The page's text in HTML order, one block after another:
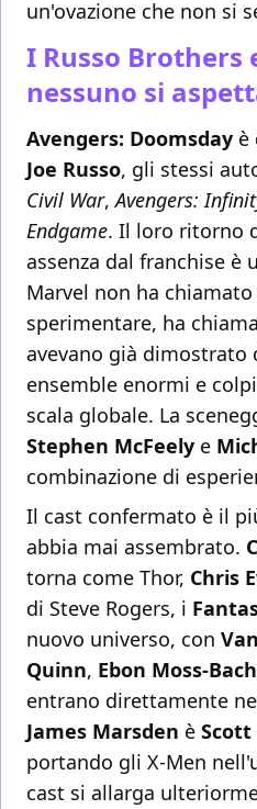
un'ovazione che non si
I Russo Brothers
nessuno si
Avengers: Doomsday è
Joe Russo, gli stessi
Civil War,Avengers:
Endgame. Il loro ritorno
assenza dal franchise è
Marvel non ha
sperimentare, ha
avevano già dimostrato
ensemble enormi e
scala globale. La
Stephen McFeely e
combinazione di
Il cast confermato è il
abbia mai assembrato.
torna come Thor, Chris
di Steve Rogers, i
nuovo universo, con
Quinn, Ebon Moss-
entrano direttamente
James Marsden è Scott
portando gli X-Men
cast si allarga